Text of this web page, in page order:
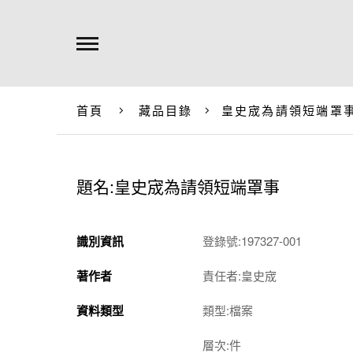
首頁 藏品目錄 皇史宬為請領短端罩
題名:皇史宬為請領短端罩事
識別資訊 登錄號:197327-001
著作者 責任者:皇史宬
資料類型 類型:檔案
層次:件